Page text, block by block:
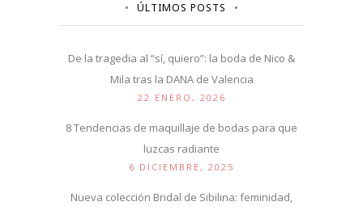
ÚLTIMOS POSTS
De la tragedia al “sí, quiero”: la boda de Nico &
Mila tras la DANA de Valencia
22 ENERO, 2026
8 Tendencias de maquillaje de bodas para que
luzcas radiante
6 DICIEMBRE, 2025
Nueva colección Bridal de Sibilina: feminidad,